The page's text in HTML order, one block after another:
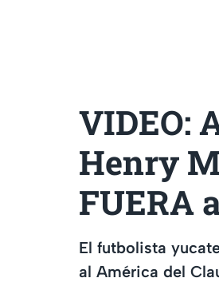
VIDEO:
Henry
FUERA
El futbolista
al América del